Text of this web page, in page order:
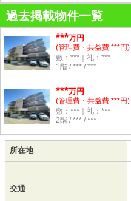
過去掲載物件一覧
***万円
(管理費・共益費 ***円)
敷：***｜礼：***
1階 / *** / ***
***万円
(管理費・共益費 ***円)
敷：***｜礼：***
2階 / *** / ***
所在地
交通